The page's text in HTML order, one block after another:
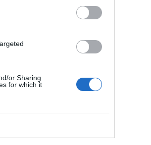
or Sharing
for which it
por Ana Sánchez Arjona
Artículos anteriores
LA
EEUU. Inquietante
tercera parte de los
define como